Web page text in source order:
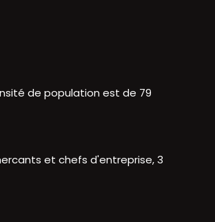
de population est de 79
et chefs d'entreprise, 3